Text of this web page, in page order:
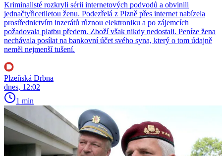
Kriminalisté rozkryli sérii internetových podvodů a obvinili
jednačtyřicetiletou ženu. Podezřelá z Plzně přes internet nabízela
prostřednictvím inzerátů různou elektroniku a po zájemcích
požadovala platbu předem. Zboží však nikdy nedostali. Peníze žena
nechávala posílat na bankovní účet svého syna, který o tom údajně
neměl nejmenší tušení.
Plzeňská Drbna
dnes, 12:02
1 min